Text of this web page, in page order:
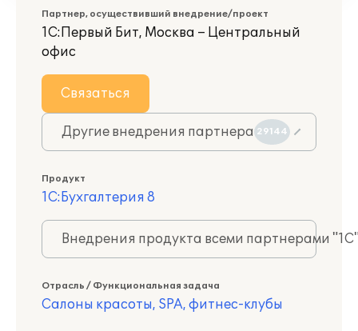
Партнер, осуществивший внедрение/проект
1С:Первый Бит, Москва – Центральный
офис
Связаться
Другие внедрения партнера 29144
Продукт
1С:Бухгалтерия 8
Внедрения продукта всеми партнерами
Отрасль / Функциональная задача
Салоны красоты, SPA, фитнес-клубы